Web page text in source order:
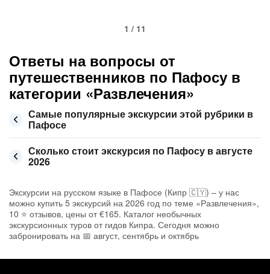
1 / 11
Ответы на вопросы от
путешественников по Пафосу в
категории «Развлечения»
Самые популярные экскурсии этой рубрики в
Пафосе
Сколько стоит экскурсия по Пафосу в августе
2026
Экскурсии на русском языке в Пафосе (Кипр 🇨🇾) – у нас
можно купить 5 экскурсий на 2026 год по теме «Развлечения»,
10 ⭐ отзывов, цены от €165. Каталог необычных
экскурсионных туров от гидов Кипра. Сегодня можно
забронировать на 📅 август, сентябрь и октябрь